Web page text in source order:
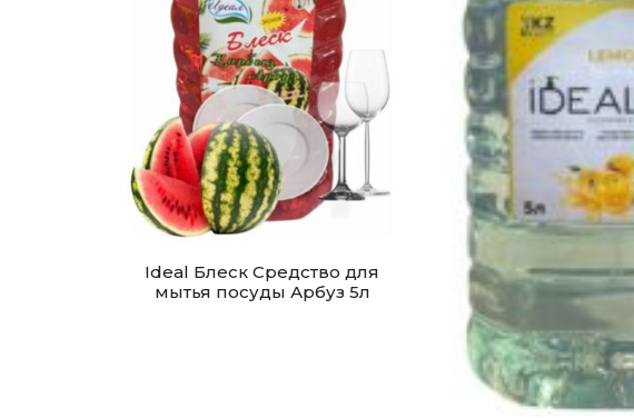
Ideal Блеск Средство для
мытья посуды Арбуз 5л